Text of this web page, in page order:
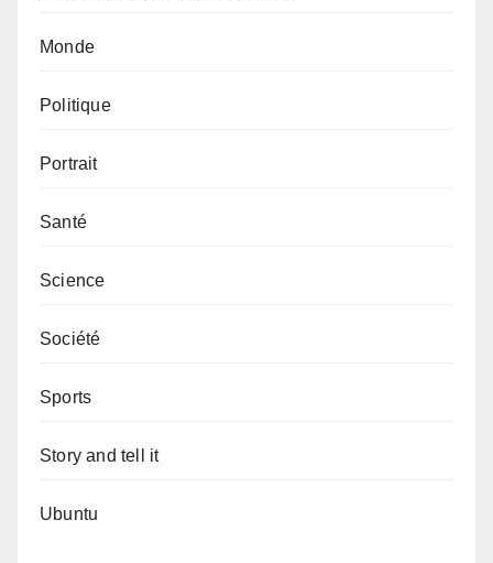
Monde
Politique
Portrait
Santé
Science
Société
Sports
Story and tell it
Ubuntu